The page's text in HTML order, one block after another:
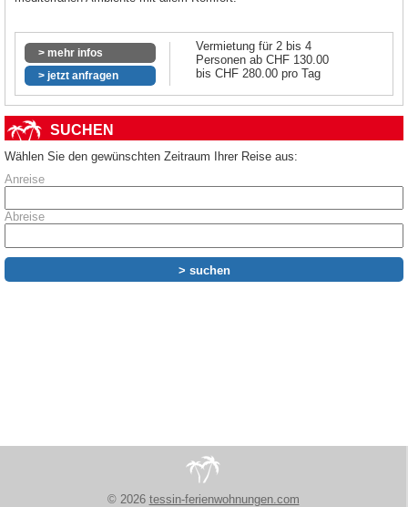
> mehr infos
> jetzt anfragen
Vermietung für 2 bis 4
Personen ab CHF 130.00
bis CHF 280.00 pro Tag
SUCHEN
Wählen Sie den gewünschten Zeitraum Ihrer Reise aus:
Anreise
Abreise
© 2026 tessin-ferienwohnungen.com